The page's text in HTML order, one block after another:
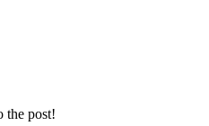
the post!